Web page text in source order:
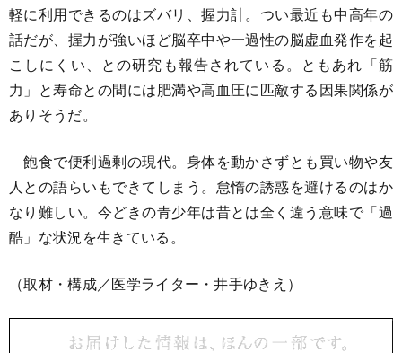
軽に利用できるのはズバリ、握力計。つい最近も中高年の
話だが、握力が強いほど脳卒中や一過性の脳虚血発作を起
こしにくい、との研究も報告されている。ともあれ「筋
力」と寿命との間には肥満や高血圧に匹敵する因果関係が
ありそうだ。
飽食で便利過剰の現代。身体を動かさずとも買い物や友
人との語らいもできてしまう。怠惰の誘惑を避けるのはか
なり難しい。今どきの青少年は昔とは全く違う意味で「過
酷」な状況を生きている。
（取材・構成／医学ライター・井手ゆきえ）